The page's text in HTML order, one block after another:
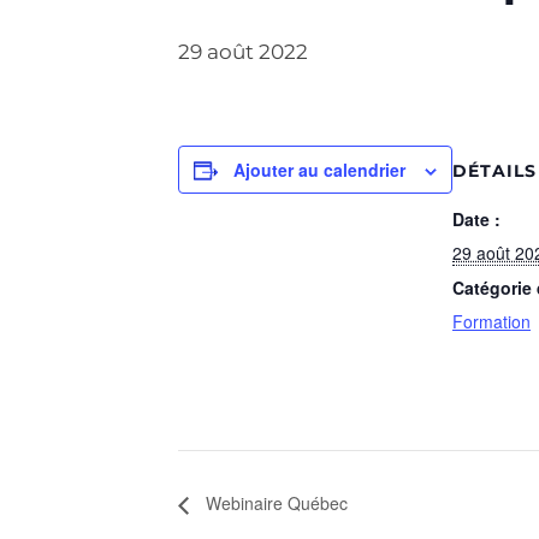
29 août 2022
Ajouter au calendrier DÉTAILS
Date :
29 août
Catégorie
Formation
Webinaire Québec